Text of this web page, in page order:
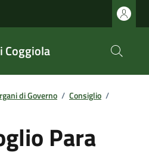
Coggiola
di Governo / Consiglio /
Para